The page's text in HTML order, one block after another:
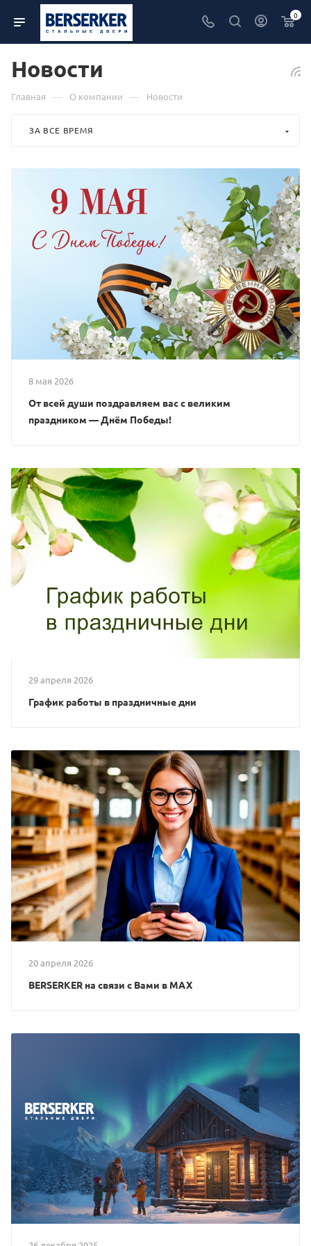
0
Новости
Главная — О компании — Новости
ЗА ВСЕ ВРЕМЯ
8 мая 2026
От всей души поздравляем вас с великим
праздником — Днём Победы!
29 апреля 2026
График работы в праздничные дни
20 апреля 2026
BERSERKER на связи с Вами в MAX